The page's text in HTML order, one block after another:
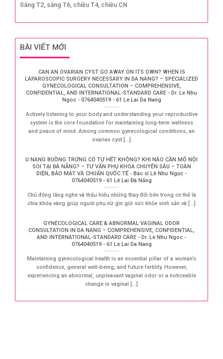
Sáng T2, sáng T6, chiều T4, chiều CN
BÀI VIẾT MỚI
CAN AN OVARIAN CYST GO AWAY ON ITS OWN? WHEN IS
LAPAROSCOPIC SURGERY NECESSARY IN DA NANG? – SPECIALIZED
GYNECOLOGICAL CONSULTATION – COMPREHENSIVE,
CONFIDENTIAL, AND INTERNATIONAL-STANDARD CARE - Dr. Le Nhu
Ngoc - 0764040519 - 61 Le Lai Da Nang
Actively listening to your body and understanding your reproductive
system is the core foundation for maintaining long-term wellness
and peace of mind. Among common gynecological conditions, an
ovarian cyst [...]
U NANG BUỒNG TRỨNG CÓ TỰ HẾT KHÔNG? KHI NÀO CẦN MỔ NỘI
SOI TẠI ĐÀ NẴNG? – TƯ VẤN PHỤ KHOA CHUYÊN SÂU – TOÀN
DIỆN, BẢO MẬT VÀ CHUẨN QUỐC TẾ - Bác sĩ Lê Như Ngọc -
0764040519 - 61 Lê Lai Đà Nẵng
Chủ động lắng nghe và thấu hiểu những thay đổi bên trong cơ thể là
chìa khóa vàng giúp người phụ nữ gìn giữ sức khỏe sinh sản và [...]
GYNECOLOGICAL CARE & ABNORMAL VAGINAL ODOR
CONSULTATION IN DA NANG – COMPREHENSIVE, CONFIDENTIAL,
AND INTERNATIONAL-STANDARD CARE - Dr. Le Nhu Ngoc -
0764040519 - 61 Le Lai Da Nang
Maintaining gynecological health is an essential pillar of a woman’s
confidence, general well-being, and future fertility. However,
experiencing an abnormal, unpleasant vaginal odor or a noticeable
change in vaginal [...]